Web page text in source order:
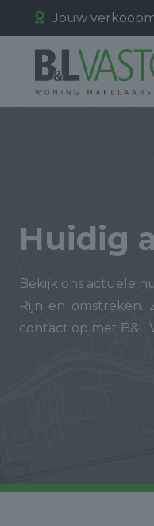
Jouw
Huidig
Bekijk ons actuele
Rijn en omstreken.
contact op met B&L